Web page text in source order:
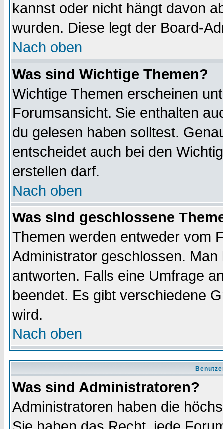
kannst oder nicht hängt davon
wurden. Diese legt der Board-
Nach oben
Was sind Wichtige Themen?
Wichtige Themen erscheinen
Forumsansicht. Sie enthalten
du gelesen haben solltest.
entscheidet auch bei den
erstellen darf.
Nach oben
Was sind geschlossene
Themen werden entweder vom
Administrator geschlossen.
antworten. Falls eine Umfrage
beendet. Es gibt verschiedene
wird.
Nach oben
Was sind Administratoren?
Administratoren haben die